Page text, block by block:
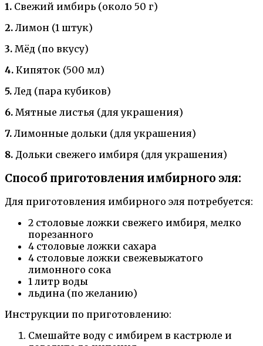
1. Свежий имбирь (около 50 г)
2. Лимон (1 штук)
3. Мёд (по вкусу)
4. Кипяток (500 мл)
5. Лед (пара кубиков)
6. Мятные листья (для украшения)
7. Лимонные дольки (для украшения)
8. Дольки свежего имбиря (для украшения)
Способ приготовления имбирного эля:
Для приготовления имбирного эля потребуется:
2 столовые ложки свежего имбиря, мелко
порезанного
4 столовые ложки сахара
4 столовые ложки свежевыжатого
лимонного сока
1 литр воды
льдина (по желанию)
Инструкции по приготовлению:
Смешайте воду с имбирем в кастрюле и